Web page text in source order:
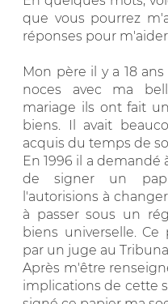
que vous pourrez
réponses pour m'aider.
Mon père il y a 18
noces avec ma
mariage ils ont fait
biens. Il avait
acquis du temps de
En 1996 il a
de signer un
l'autorisions à
à passer sous un
biens universelle.
par un juge au Tribunal.
Après m'être
implications de cette